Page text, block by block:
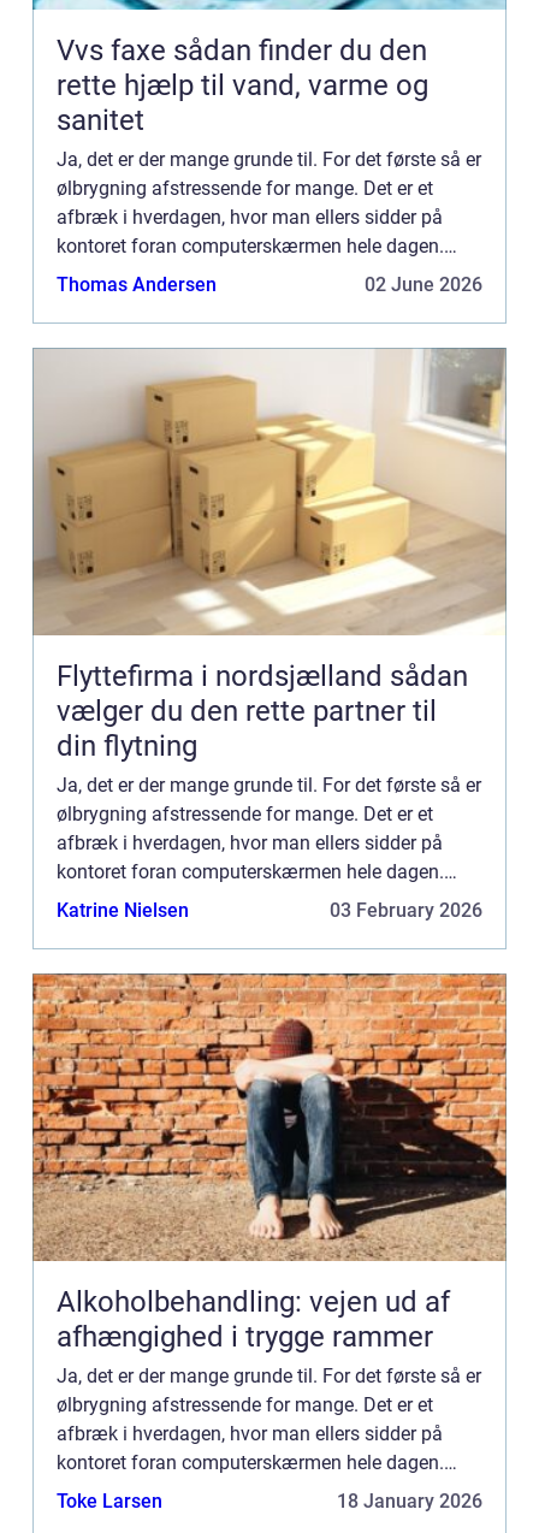
Vvs faxe sådan finder du den
rette hjælp til vand, varme og
sanitet
Ja, det er der mange grunde til. For det første så er
ølbrygning afstressende for mange. Det er et
afbræk i hverdagen, hvor man ellers sidder på
kontoret foran computerskærmen hele dagen.
Mange nyder at komme hjem og fortsætte deres
Thomas Andersen 02 June 2026
Flyttefirma i nordsjælland sådan
vælger du den rette partner til
din flytning
Ja, det er der mange grunde til. For det første så er
ølbrygning afstressende for mange. Det er et
afbræk i hverdagen, hvor man ellers sidder på
kontoret foran computerskærmen hele dagen.
Mange nyder at komme hjem og fortsætte deres
Katrine Nielsen 03 February 2026
Alkoholbehandling: vejen ud af
afhængighed i trygge rammer
Ja, det er der mange grunde til. For det første så er
ølbrygning afstressende for mange. Det er et
afbræk i hverdagen, hvor man ellers sidder på
kontoret foran computerskærmen hele dagen.
Mange nyder at komme hjem og fortsætte deres
Toke Larsen 18 January 2026